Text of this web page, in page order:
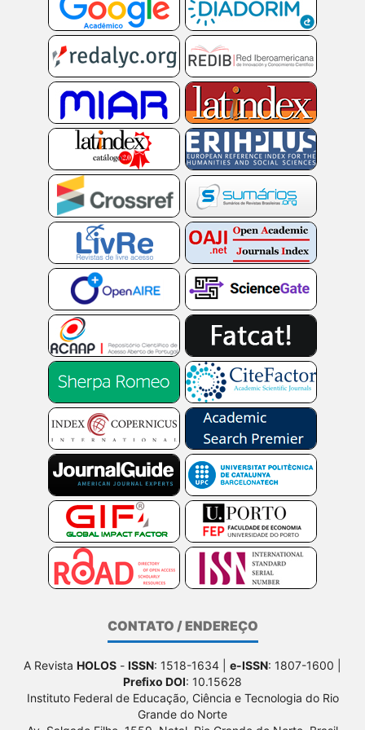
CONTATO / ENDEREÇO
A Revista HOLOS - ISSN: 1518-1634 | e-ISSN: 1807-1600 |
Prefixo DOI: 10.15628
Instituto Federal de Educação, Ciência e Tecnologia do Rio
Grande do Norte